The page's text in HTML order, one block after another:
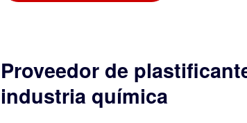
Proveedor de
industria química